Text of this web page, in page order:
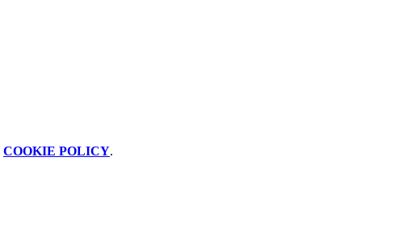
COOKIE POLICY.